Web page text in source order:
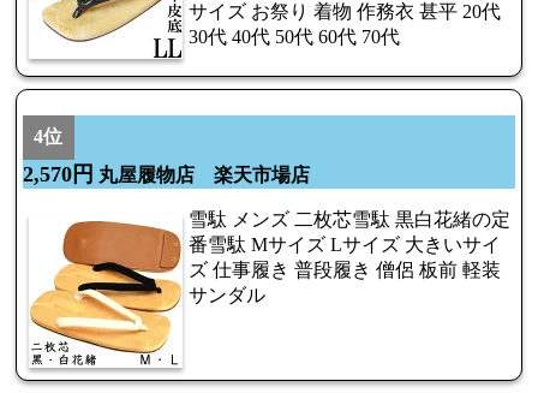
サイズ お祭り 着物 作務衣 甚平 20代
30代 40代 50代 60代 70代
4位
2,570円 丸屋履物店 楽天市場店
雪駄 メンズ 二枚芯雪駄 黒白花緒の定
番雪駄 Mサイズ Lサイズ 大きいサイ
ズ 仕事履き 普段履き 僧侶 板前 軽装
サンダル